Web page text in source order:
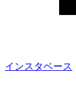
インスタベース